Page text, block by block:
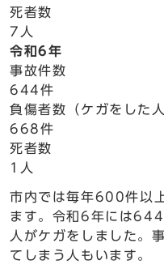
死者数
7人
令和6年
事故件数
644件
負傷者数（ケガをした人
668件
死者数
1人
市内では毎年600件以
ます。令和6年には
人がケガをしました。
てしまう人もいます。